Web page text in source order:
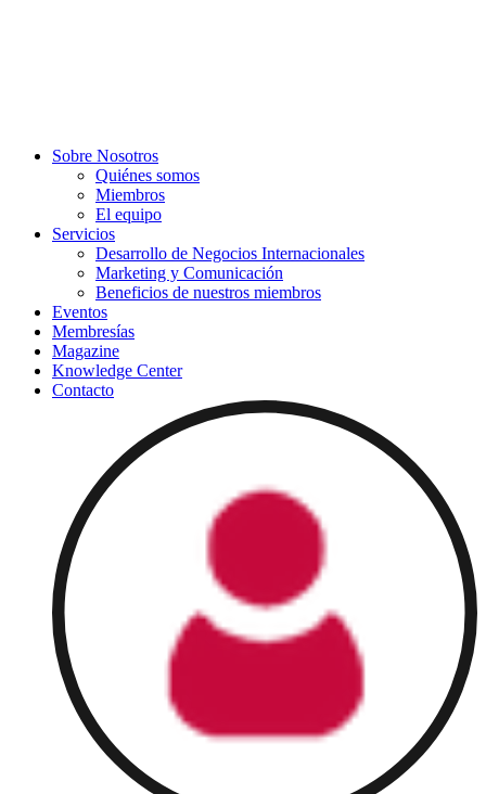
Sobre Nosotros
Quiénes somos
Miembros
El equipo
Servicios
Desarrollo de Negocios Internacionales
Marketing y Comunicación
Beneficios de nuestros miembros
Eventos
Membresías
Magazine
Knowledge Center
Contacto